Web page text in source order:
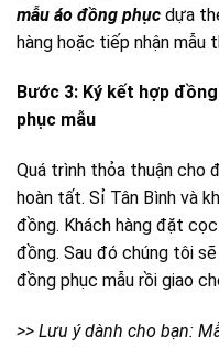
mẫu áo đồng phục dựa
hàng hoặc tiếp nhận mẫu
Bước 3: Ký kết hợp
phục mẫu
Quá trình thỏa thuận cho
hoàn tất. Sỉ Tân Bình và
đồng. Khách hàng đặt
đồng. Sau đó chúng tôi
đồng phục mẫu rồi giao
>> Lưu ý dành cho bạn: